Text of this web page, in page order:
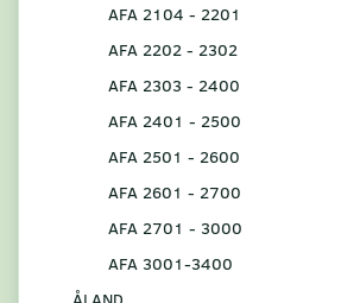
AFA 2104 - 2201
AFA 2202 - 2302
AFA 2303 - 2400
AFA 2401 - 2500
AFA 2501 - 2600
AFA 2601 - 2700
AFA 2701 - 3000
AFA 3001-3400